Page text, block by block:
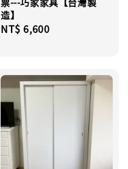
造】
Regular
NT$ 6,600